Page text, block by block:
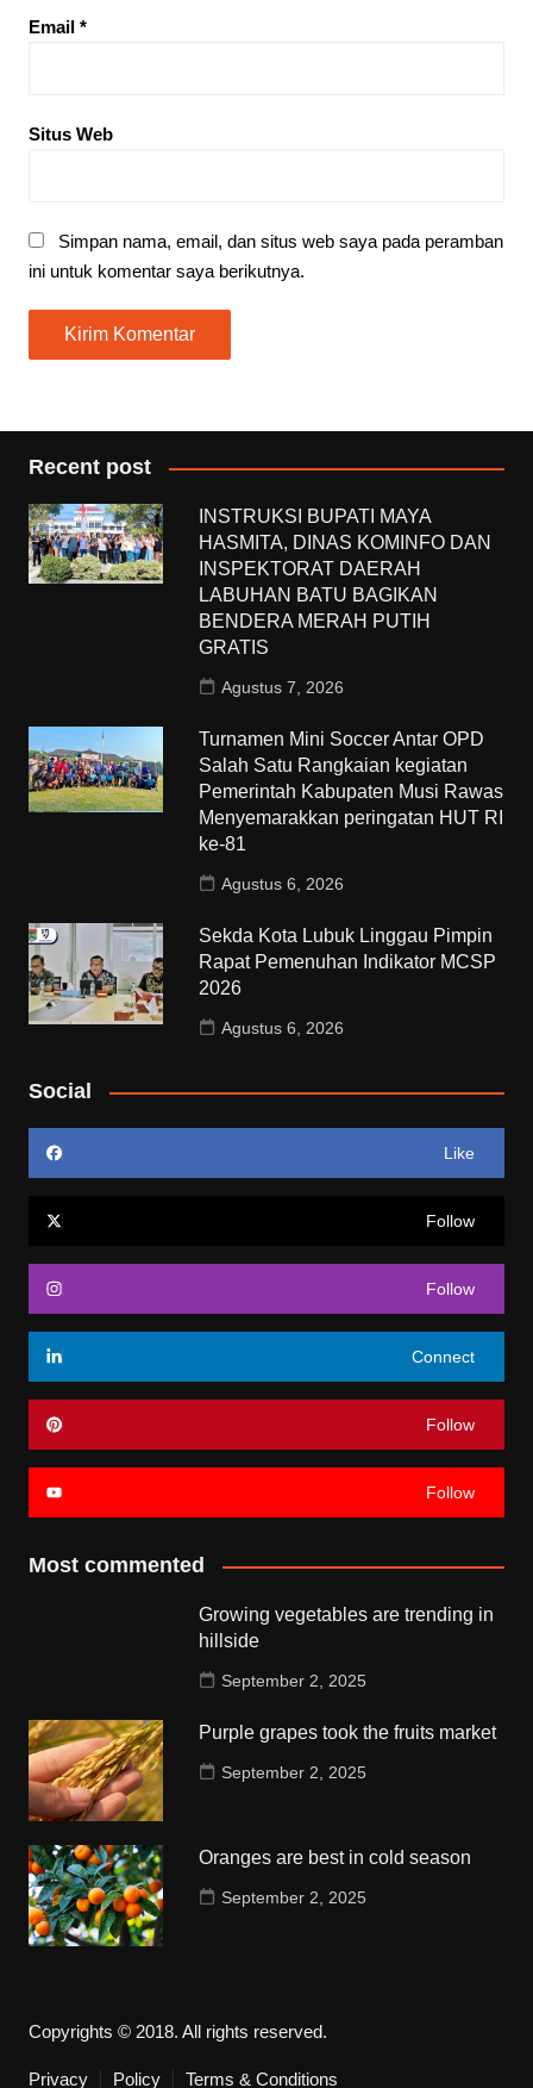
Email *
Situs Web
Simpan nama, email, dan situs web saya pada peramban
ini untuk komentar saya berikutnya.
Recent post
INSTRUKSI BUPATI MAYA
HASMITA, DINAS KOMINFO DAN
INSPEKTORAT DAERAH
LABUHAN BATU BAGIKAN
BENDERA MERAH PUTIH
GRATIS
Agustus 7, 2026
Turnamen Mini Soccer Antar OPD
Salah Satu Rangkaian kegiatan
Pemerintah Kabupaten Musi Rawas
Menyemarakkan peringatan HUT RI
ke-81
Agustus 6, 2026
Sekda Kota Lubuk Linggau Pimpin
Rapat Pemenuhan Indikator MCSP
2026
Agustus 6, 2026
Social
Like
Follow
Follow
Connect
Follow
Follow
Most commented
Growing vegetables are trending in
hillside
September 2, 2025
Purple grapes took the fruits market
September 2, 2025
Oranges are best in cold season
September 2, 2025
Copyrights © 2018. All rights reserved.
Privacy Policy Terms & Conditions